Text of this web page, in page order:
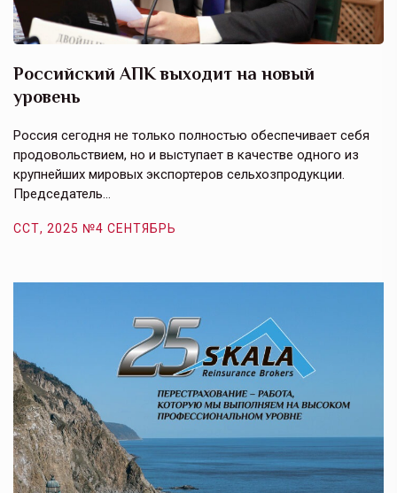
Российский АПК выходит на новый
уровень
Россия сегодня не только полностью обеспечивает себя
продовольствием, но и выступает в качестве одного из
крупнейших мировых экспортеров сельхозпродукции.
Председатель…
ССТ, 2025 №4 СЕНТЯБРЬ